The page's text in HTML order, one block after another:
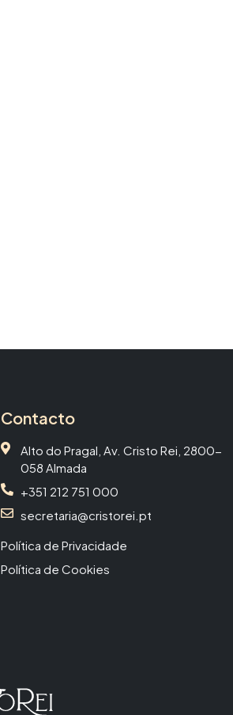
Contacto
Alto do Pragal, Av. Cristo Rei, 2800-
058 Almada
+351 212 751 000
secretaria@cristorei.pt
Política de Privacidade
Política de Cookies